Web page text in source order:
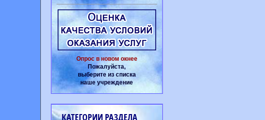
Опрос в новом окнее
Пожалуйста,
выберите из списка
наше учреждение
КАТЕГОРИИ РАЗДЕЛА